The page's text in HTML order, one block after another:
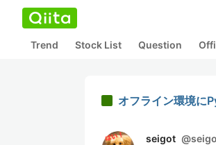
Trend Stock List Question
オフライン環境に
seigot @